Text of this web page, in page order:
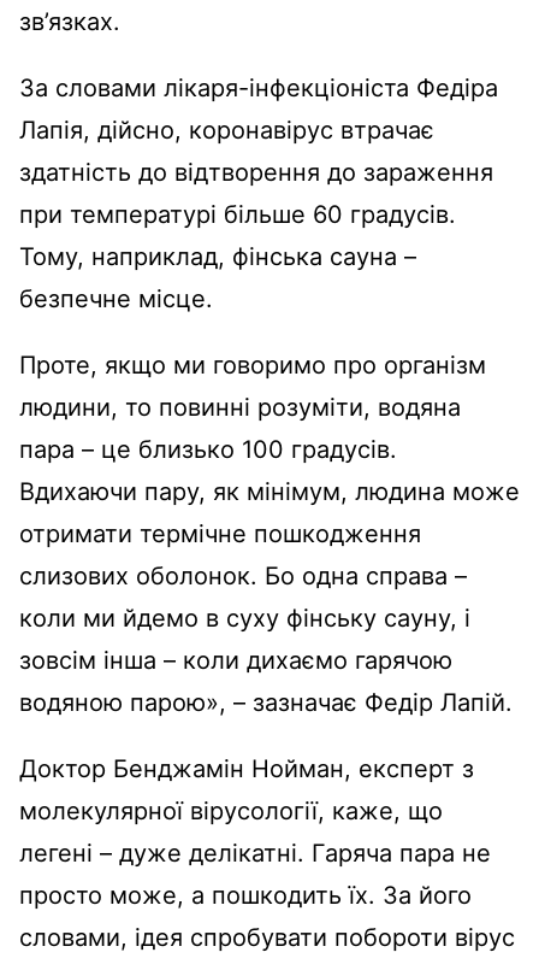
зв’язках.
За словами лікаря-інфекціоніста Федіра
Лапія, дійсно, коронавірус втрачає
здатність до відтворення до зараження
при температурі більше 60 градусів.
Тому, наприклад, фінська сауна –
безпечне місце.
Проте, якщо ми говоримо про організм
людини, то повинні розуміти, водяна
пара – це близько 100 градусів.
Вдихаючи пару, як мінімум, людина може
отримати термічне пошкодження
слизових оболонок. Бо одна справа –
коли ми йдемо в суху фінську сауну, і
зовсім інша – коли дихаємо гарячою
водяною парою», – зазначає Федір Лапій.
Доктор Бенджамін Нойман, експерт з
молекулярної вірусології, каже, що
легені – дуже делікатні. Гаряча пара не
просто може, а пошкодить їх. За його
словами, ідея спробувати побороти вірус